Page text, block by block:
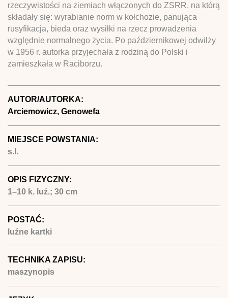
rzeczywistości na ziemiach włączonych do ZSRR, na którą
składały się: wyrabianie norm w kołchozie, panująca
rusyfikacja, bieda oraz wysiłki na rzecz prowadzenia
względnie normalnego życia. Po październikowej odwilży
w 1956 r. autorka przyjechała z rodziną do Polski i
zamieszkała w Raciborzu.
AUTOR/AUTORKA:
Arciemowicz, Genowefa
MIEJSCE POWSTANIA:
s.l.
OPIS FIZYCZNY:
1–10 k. luź.; 30 cm
POSTAĆ:
luźne kartki
TECHNIKA ZAPISU:
maszynopis